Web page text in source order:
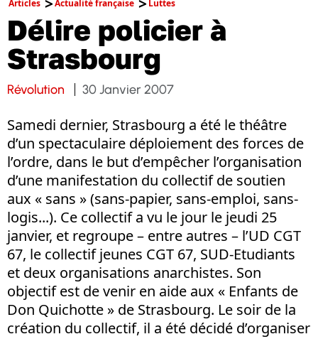
Articles Actualité française Luttes
Délire policier à
Strasbourg
Révolution 30 Janvier 2007
Samedi dernier, Strasbourg a été le théâtre
d’un spectaculaire déploiement des forces de
l’ordre, dans le but d’empêcher l’organisation
d’une manifestation du collectif de soutien
aux « sans » (sans-papier, sans-emploi, sans-
logis...). Ce collectif a vu le jour le jeudi 25
janvier, et regroupe – entre autres – l’UD CGT
67, le collectif jeunes CGT 67, SUD-Etudiants
et deux organisations anarchistes. Son
objectif est de venir en aide aux « Enfants de
Don Quichotte » de Strasbourg. Le soir de la
création du collectif, il a été décidé d’organiser